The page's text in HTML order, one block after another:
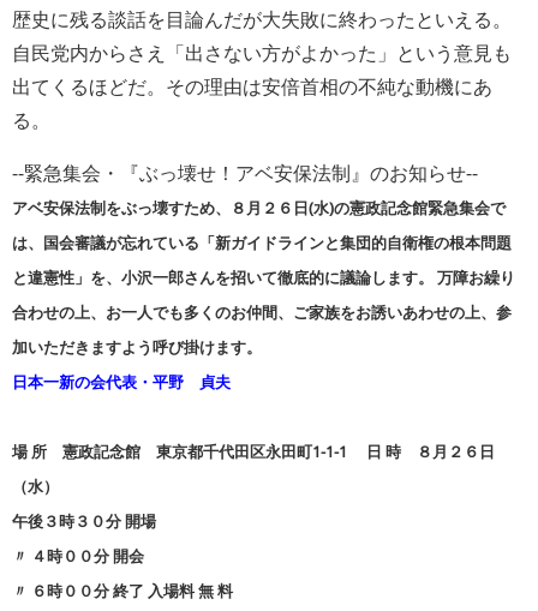
歴史に残る談話を目論んだが大失敗に終わったといえる。
自民党内からさえ「出さない方がよかった」という意見も
出てくるほどだ。その理由は安倍首相の不純な動機にあ
る。
−−緊急集会・『ぶっ壊せ！アベ安保法制』のお知らせ−−
アベ安保法制をぶっ壊すため、８月２６日(水)の憲政記念館緊急集会で
は、国会審議が忘れている「新ガイドラインと集団的自衛権の根本問題
と違憲性」を、小沢一郎さんを招いて徹底的に議論します。 万障お繰り
合わせの上、お一人でも多くのお仲間、ご家族をお誘いあわせの上、参
加いただきますよう呼び掛けます。
日本一新の会代表・平野 貞夫
場 所 憲政記念館 東京都千代田区永田町1-1-1 日 時 ８月２６日
（水）
午後３時３０分 開場
〃 ４時００分 開会
〃 ６時００分 終了 入場料 無 料